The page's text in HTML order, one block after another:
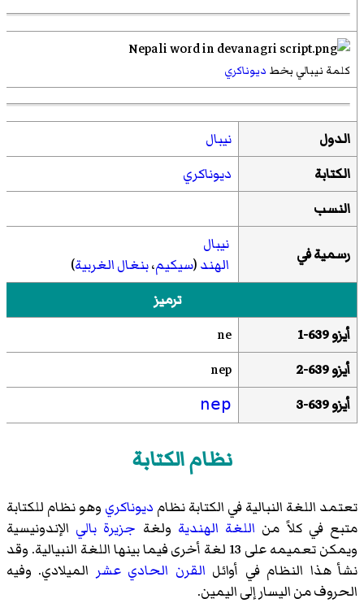
كلمة نيبالي بخط ديوناكري
الدول
نيبال
الكتابة
ديوناكري
النسب
رسميةفي
نيبال
الهند(سيكيم،بنغال الغربية)
ترميز
أيزو 639-1
ne
أيزو 639-2
nep
أيزو 639-3
nep
نظام الكتابة
تعتمد اللغة النبالية في الكتابة نظام ديوناكري وهو نظام للكتابة
متبع في كلاً من اللغة الهندية ولغة جزيرة بالي الإندونيسية
ويمكن تعميمه على 13 لغة أخرى فيما بينها اللغة النبيالية. وقد
نشأ هذا النظام في أوائل القرن الحادي عشر الميلادي. وفيه
الحروف من اليسار إلى اليمين.